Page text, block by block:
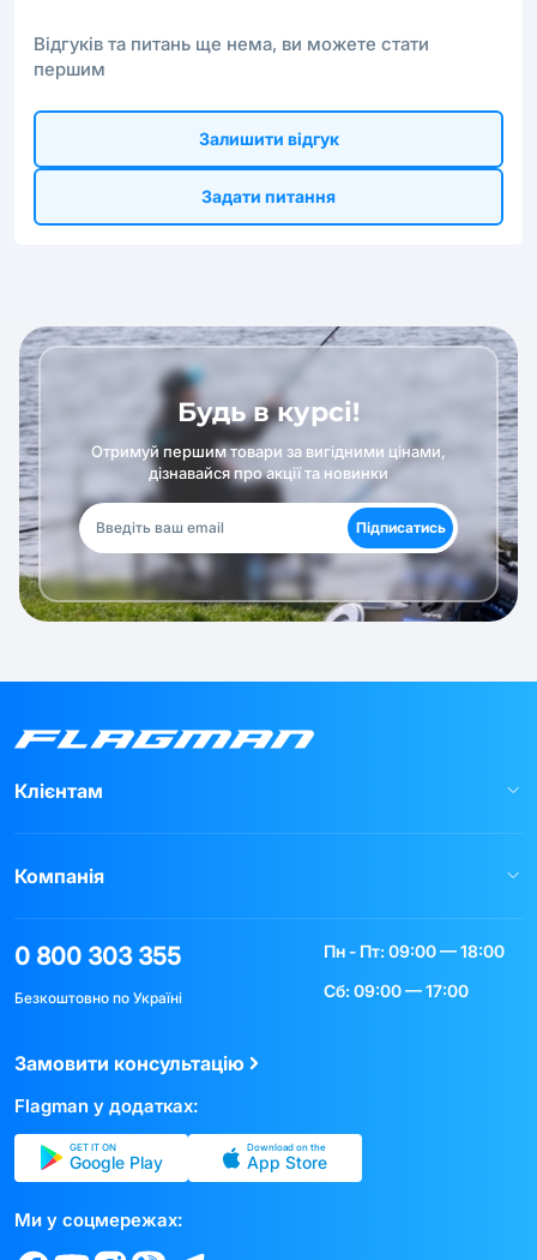
Відгуків та питань ще нема, ви можете стати
першим
Залишити відгук
Задати питання
Будь в курсі!
Отримуй першим товари за вигідними цінами,
дізнавайся про акції та новинки
Підписатись
Клієнтам
Компанія
0 800 303 355
Безкоштовно по Україні
Пн - Пт: 09:00 — 18:00
Сб: 09:00 — 17:00
Замовити консультацію
Flagman у додатках:
GET IT ON
Google Play
Download on the
App Store
Ми у соцмережах: